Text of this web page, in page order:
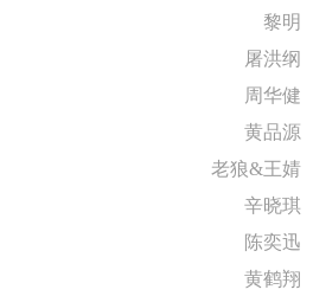
黎明
屠洪纲
周华健
黄品源
老狼&王婧
辛晓琪
陈奕迅
黄鹤翔